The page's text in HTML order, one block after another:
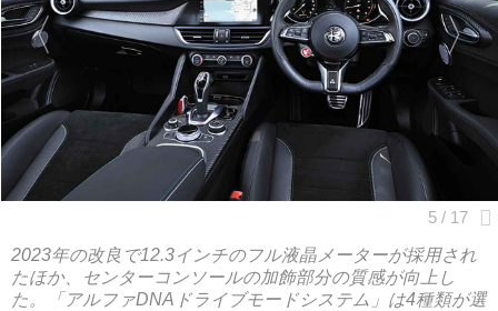
2023年の改良で12.3インチのフル液晶メーターが採用され
たほか、センターコンソールの加飾部分の質感が向上し
た。「アルファDNAドライブモードシステム」は4種類が選